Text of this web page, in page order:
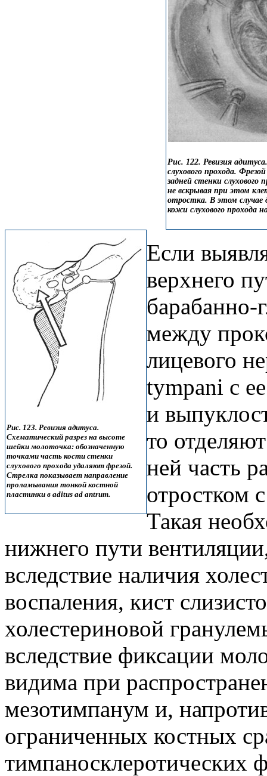
Рис. 122. Ревизия
слухового прохода.
задней стенки слухового
не вскрывая при этом
отростка. В этом случае
кожи слухового прохода
Рис. 123. Ревизия адитуса.
Схематический разрез на высоте
шейки молоточка: обозначенную
точками часть кости стенки
слухового прохода удаляют фрезой.
Стрелка показывает направление
проламывания тонкой костной
пластинки в aditus ad antrum.
Если
верхнего
барабанно-
между
лицевого
tympani с
и
то
ней часть
отростком
Такая
нижнего пути
вследствие наличия
воспаления, кист
холестериновой
вследствие фиксации
видима при
мезотимпанум и,
ограниченных костных
тимпаносклеротических